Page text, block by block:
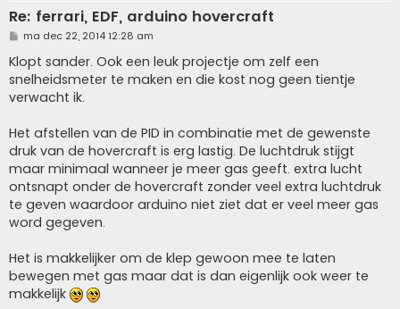
Re: ferrari, EDF, arduino hovercraft
B
r
i
c
h
t
ma dec 22, 2014 12:28 am
Klopt sander. Ook een leuk projectje om zelf een
snelheidsmeter te maken en die kost nog geen tientje
verwacht ik.
Het afstellen van de PID in combinatie met de gewenste
druk van de hovercraft is erg lastig. De luchtdruk stijgt
maar minimaal wanneer je meer gas geeft. extra lucht
ontsnapt onder de hovercraft zonder veel extra luchtdruk
te geven waardoor arduino niet ziet dat er veel meer gas
word gegeven.
Het is makkelijker om de klep gewoon mee te laten
bewegen met gas maar dat is dan eigenlijk ook weer te
makkelijk